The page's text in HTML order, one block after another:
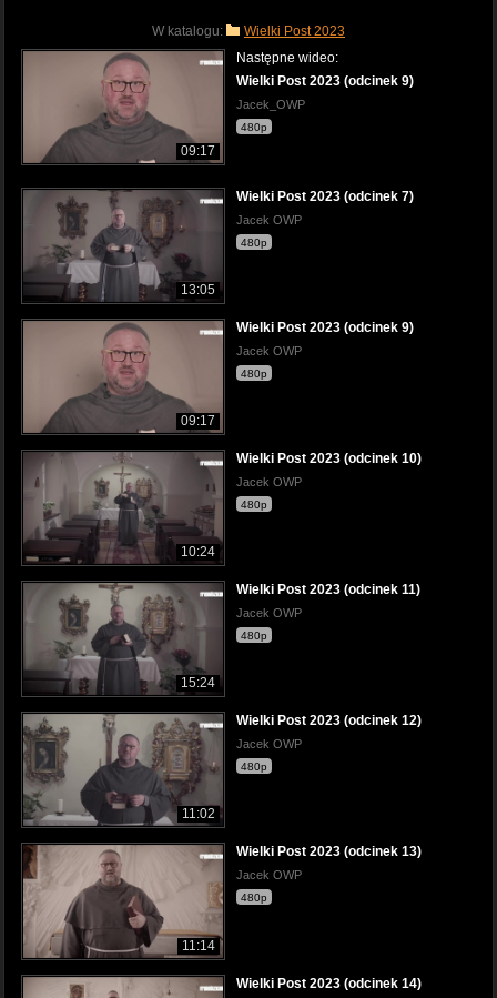
W katalogu: Wielki Post 2023
09:17
Następne wideo:
Wielki Post 2023 (odcinek 9)
Jacek_OWP
480p
13:05
Wielki Post 2023 (odcinek 7)
Jacek OWP
480p
09:17
Wielki Post 2023 (odcinek 9)
Jacek OWP
480p
10:24
Wielki Post 2023 (odcinek 10)
Jacek OWP
480p
15:24
Wielki Post 2023 (odcinek 11)
Jacek OWP
480p
11:02
Wielki Post 2023 (odcinek 12)
Jacek OWP
480p
11:14
Wielki Post 2023 (odcinek 13)
Jacek OWP
480p
Wielki Post 2023 (odcinek 14)